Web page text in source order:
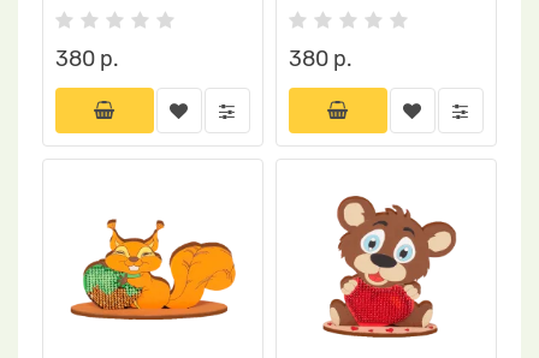
380 р. 380 р.